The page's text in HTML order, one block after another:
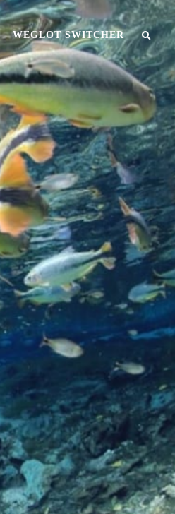
WEGLOT SWITCHER